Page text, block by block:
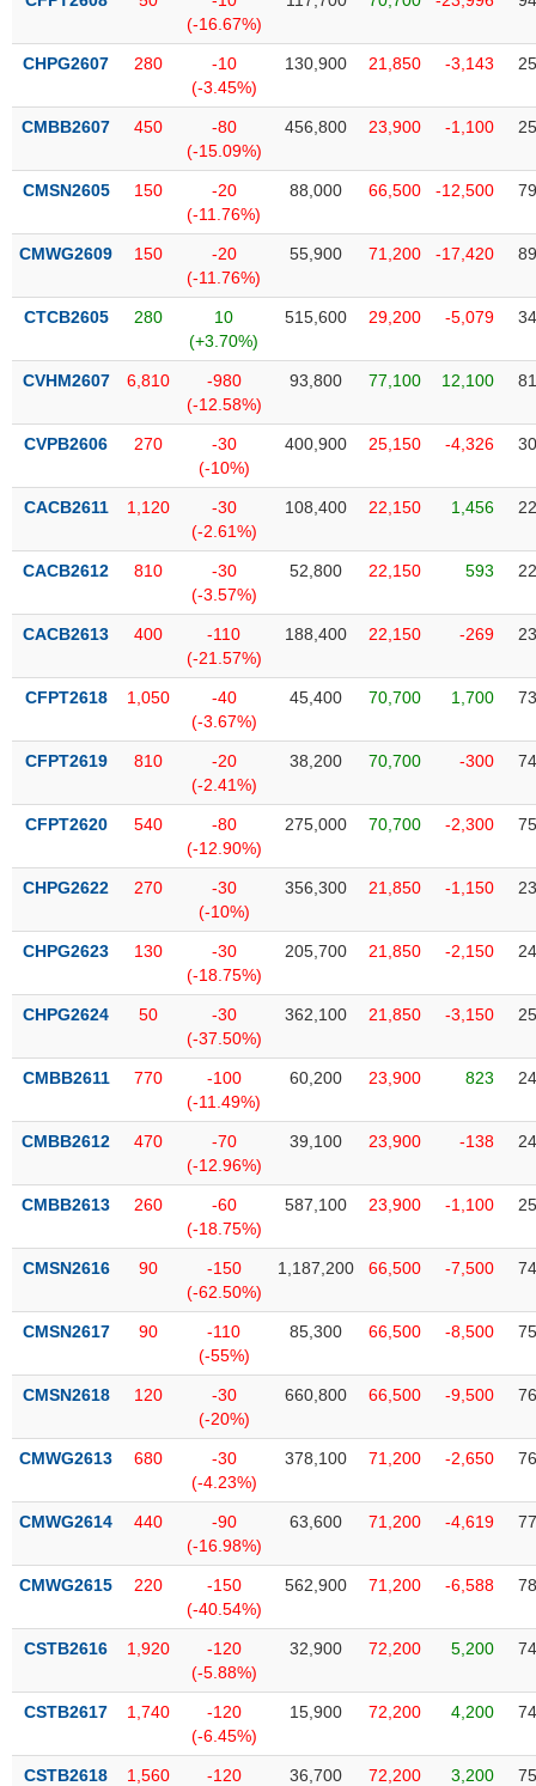
Tâm
thị
(-16.67%)
CHPG2607 280
-10
(-3.45%)
130,900 21,850 -3,143
CMBB2607 450
-80
(-15.09%)
456,800 23,900 -1,100
CMSN2605 150
-20
(-11.76%)
88,000 66,500 -12,500
CMWG2609 150
-20
(-11.76%)
55,900 71,200 -17,420
CTCB2605 280
10
(+3.70%)
515,600 29,200 -5,079
CVHM2607 6,810
-980
(-12.58%)
93,800 77,100 12,100
CVPB2606 270
-30
(-10%)
400,900 25,150 -4,326
CACB2611 1,120
-30
(-2.61%)
108,400 22,150 1,456
CACB2612 810
-30
(-3.57%)
52,800 22,150 593
CACB2613 400
-110
(-21.57%)
188,400 22,150 -269
CFPT2618 1,050
-40
(-3.67%)
45,400 70,700 1,700
CFPT2619 810
-20
(-2.41%)
38,200 70,700 -300
CFPT2620 540
-80
(-12.90%)
275,000 70,700 -2,300
CHPG2622 270
-30
(-10%)
356,300 21,850 -1,150
CHPG2623 130
-30
(-18.75%)
205,700 21,850 -2,150
CHPG2624 50
-30
(-37.50%)
362,100 21,850 -3,150
CMBB2611 770
-100
(-11.49%)
60,200 23,900 823
CMBB2612 470
-70
(-12.96%)
39,100 23,900 -138
CMBB2613 260
-60
(-18.75%)
587,100 23,900 -1,100
CMSN2616 90
-150
(-62.50%)
1,187,200 66,500 -7,500
CMSN2617 90
-110
(-55%)
85,300 66,500 -8,500
CMSN2618 120
-30
(-20%)
660,800 66,500 -9,500
CMWG2613 680
-30
(-4.23%)
378,100 71,200 -2,650
CMWG2614 440
-90
(-16.98%)
63,600 71,200 -4,619
CMWG2615 220
-150
(-40.54%)
562,900 71,200 -6,588
CSTB2616 1,920
-120
(-5.88%)
32,900 72,200 5,200
CSTB2617 1,740
-120
(-6.45%)
15,900 72,200 4,200
CSTB2618 1,560
-120
36,700 72,200 3,200
DÙNG
THIẾT
YẾU
TIÊU
THIẾT
CHĂM
SỨC
CHÍNH
NGHỆ
TIN
DỊCH
VỤ
THÔNG
TIỆN
ÍCH
BẤT
Mã
chứng
(-)
Cổ phiếu Chỉ số
đạo
(-)
Tất cả Người nội bộ Người liên quan Cổ đông lớn